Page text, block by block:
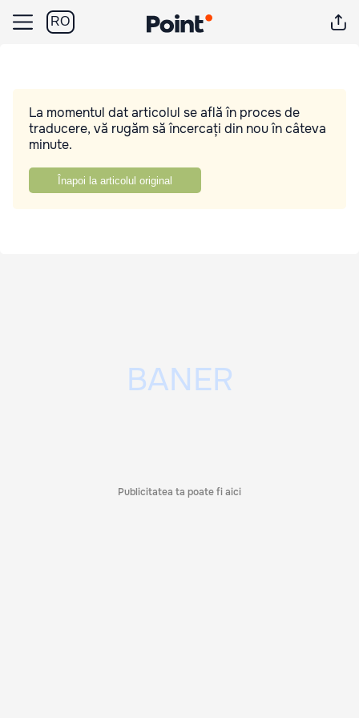
RO
La momentul dat articolul se află în proces de
traducere, vă rugăm să încercați din nou în câteva
minute.
Înapoi la articolul original
Publicitatea ta poate fi aici